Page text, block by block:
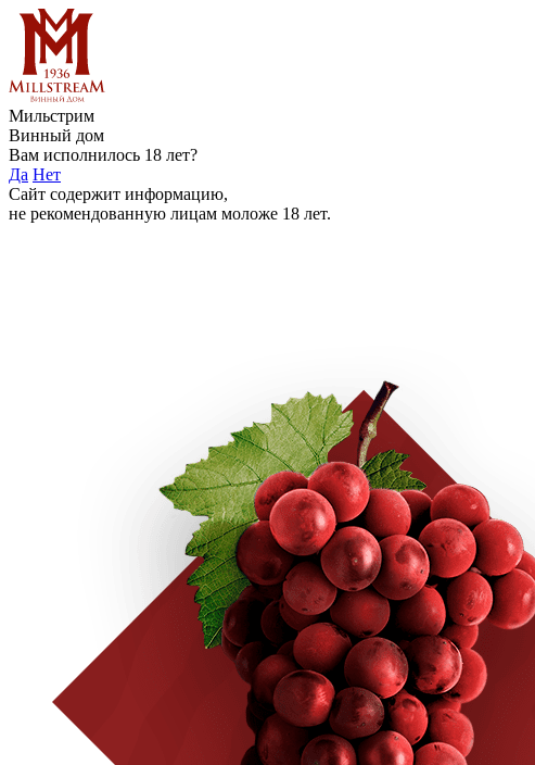
Мильстрим
Винный дом
Вам исполнилось 18 лет?
Да Нет
Сайт содержит информацию,
не рекомендованную лицам моложе 18 лет.